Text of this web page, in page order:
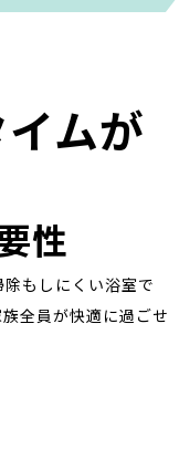
ムが
性
もしにくい浴室で
全員が快適に過ごせ